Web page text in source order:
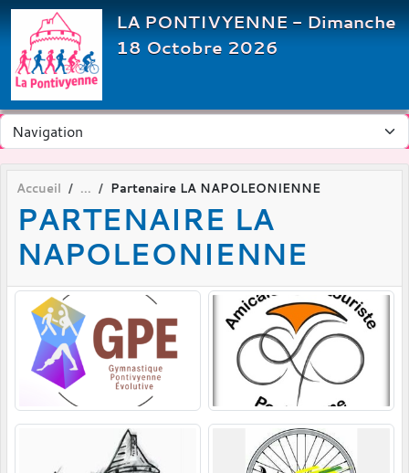
LA PONTIVYENNE - Dimanche
18 Octobre 2026
Accueil Partenaire LA NAPOLEONIENNE
PARTENAIRE LA
NAPOLEONIENNE
Panneau de gestion des cookies